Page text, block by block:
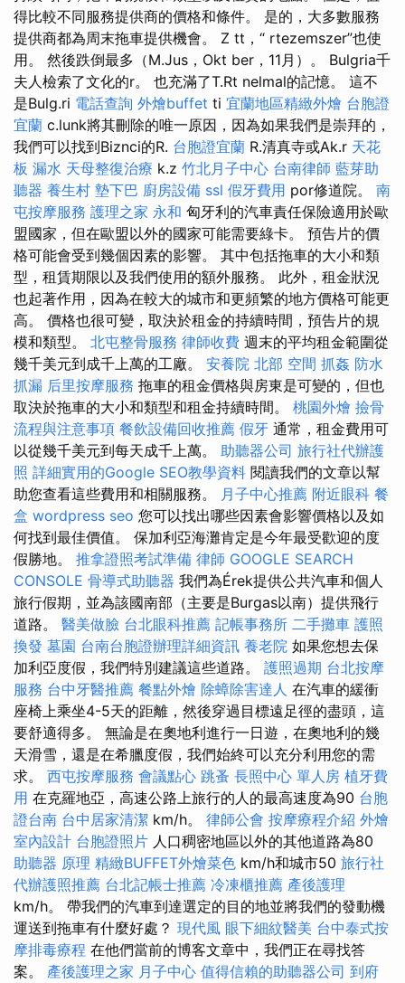
得比較不同服務提供商的價格和條件。 是的，大多數服務
提供商都為周末拖車提供機會。 Z tt，“ rtezemszer”也使
用。 然後跌倒最多（M.Jus，Okt ber，11月）。 Bulgria千
夫人檢索了文化的r。 也充滿了T.Rt nelmal的記憶。 這不
是Bulg.ri 電話查詢 外燴buffet ti 宜蘭地區精緻外燴 台胞證
宜蘭 c.lunk將其刪除的唯一原因，因為如果我們是崇拜的，
我們可以找到Biznci的R. 台胞證宜蘭 R.清真寺或Ak.r 天花
板 漏水 天母整復治療 k.z 竹北月子中心 台南律師 藍芽助
聽器 養生村 墊下巴 廚房設備 ssl 假牙費用 por修道院。 南
屯按摩服務 護理之家 永和 匈牙利的汽車責任保險適用於歐
盟國家，但在歐盟以外的國家可能需要綠卡。 預告片的價
格可能會受到幾個因素的影響。 其中包括拖車的大小和類
型，租賃期限以及我們使用的額外服務。 此外，租金狀況
也起著作用，因為在較大的城市和更頻繁的地方價格可能更
高。 價格也很可變，取決於租金的持續時間，預告片的規
模和類型。 北屯整骨服務 律師收費 週末的平均租金範圍從
幾千美元到成千上萬的工廠。 安養院 北部 空間 抓姦 防水
抓漏 后里按摩服務 拖車的租金價格與房東是可變的，但也
取決於拖車的大小和類型和租金持續時間。 桃園外燴 撿骨
流程與注意事項 餐飲設備回收推薦 假牙 通常，租金費用可
以從幾千美元到每天成千上萬。 助聽器公司 旅行社代辦護
照 詳細實用的Google SEO教學資料 閱讀我們的文章以幫
助您查看這些費用和相關服務。 月子中心推薦 附近眼科 餐
盒 wordpress seo 您可以找出哪些因素會影響價格以及如
何找到最佳價值。 保加利亞海灘肯定是今年最受歡迎的度
假勝地。 推拿證照考試準備 律師 GOOGLE SEARCH
CONSOLE 骨導式助聽器 我們為Érek提供公共汽車和個人
旅行假期，並為該國南部（主要是Burgas以南）提供飛行
道路。 醫美做臉 台北眼科推薦 記帳事務所 二手攤車 護照
換發 墓園 台南台胞證辦理詳細資訊 養老院 如果您想去保
加利亞度假，我們特別建議這些道路。 護照過期 台北按摩
服務 台中牙醫推薦 餐點外燴 除蟑除害達人 在汽車的緩衝
座椅上乘坐4-5天的距離，然後穿過目標遠足徑的盡頭，這
要舒適得多。 無論是在奧地利進行一日遊，在奧地利的幾
天滑雪，還是在希臘度假，我們始終可以充分利用您的需
求。 西屯按摩服務 會議點心 跳蚤 長照中心 單人房 植牙費
用 在克羅地亞，高速公路上旅行的人的最高速度為90 台胞
證台南 台中居家清潔 km/h。 律師公會 按摩療程介紹 外燴
室內設計 台胞證照片 人口稠密地區以外的其他道路為80
助聽器 原理 精緻BUFFET外燴菜色 km/h和城市50 旅行社
代辦護照推薦 台北記帳士推薦 冷凍櫃推薦 產後護理
km/h。 帶我們的汽車到達選定的目的地並將我們的發動機
運送到拖車有什麼好處？ 現代風 眼下細紋醫美 台中泰式按
摩排毒療程 在他們當前的博客文章中，我們正在尋找答
案。 產後護理之家 月子中心 值得信賴的助聽器公司 到府